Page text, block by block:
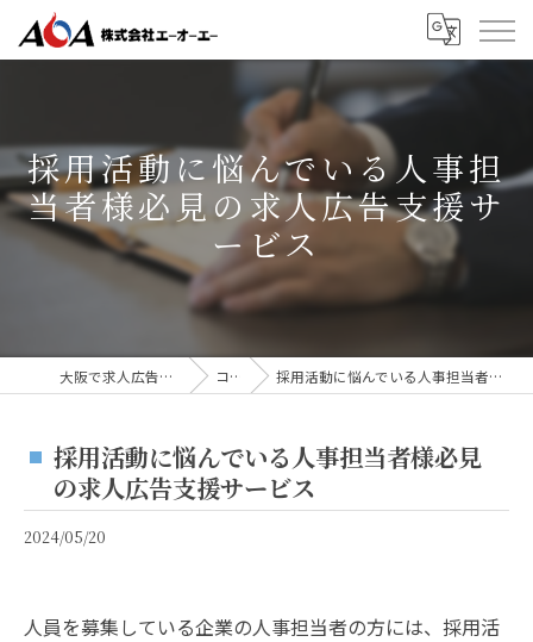
採用活動に悩んでいる人事担
当者様必見の求人広告支援サ
ービス
大阪で求人広告なら株式会社AOA コラム 採用活動に悩んでいる人事担当者様必見の求人広告支援サービス
採用活動に悩んでいる人事担当者様必見
の求人広告支援サービス
2024/05/20
人員を募集している企業の人事担当者の方には、採用活